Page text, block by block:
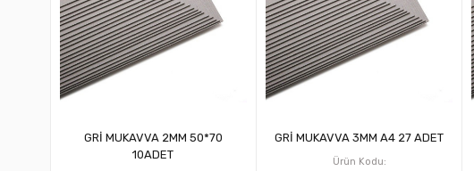
GRİ MUKAVVA 2MM 50*70
10ADET
GRİ MUKAVVA 3MM A4 27 ADET
Ürün Kodu: